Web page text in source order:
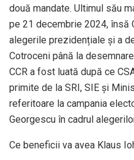
două mandate. Ultimul său
pe 21 decembrie 2024, însă
alegerile prezidențiale și a
Cotroceni până la
CCR a fost luată după ce
primite de la SRI, SIE și
referitoare la campania
Georgescu în cadrul
Ce beneficii va avea Klaus